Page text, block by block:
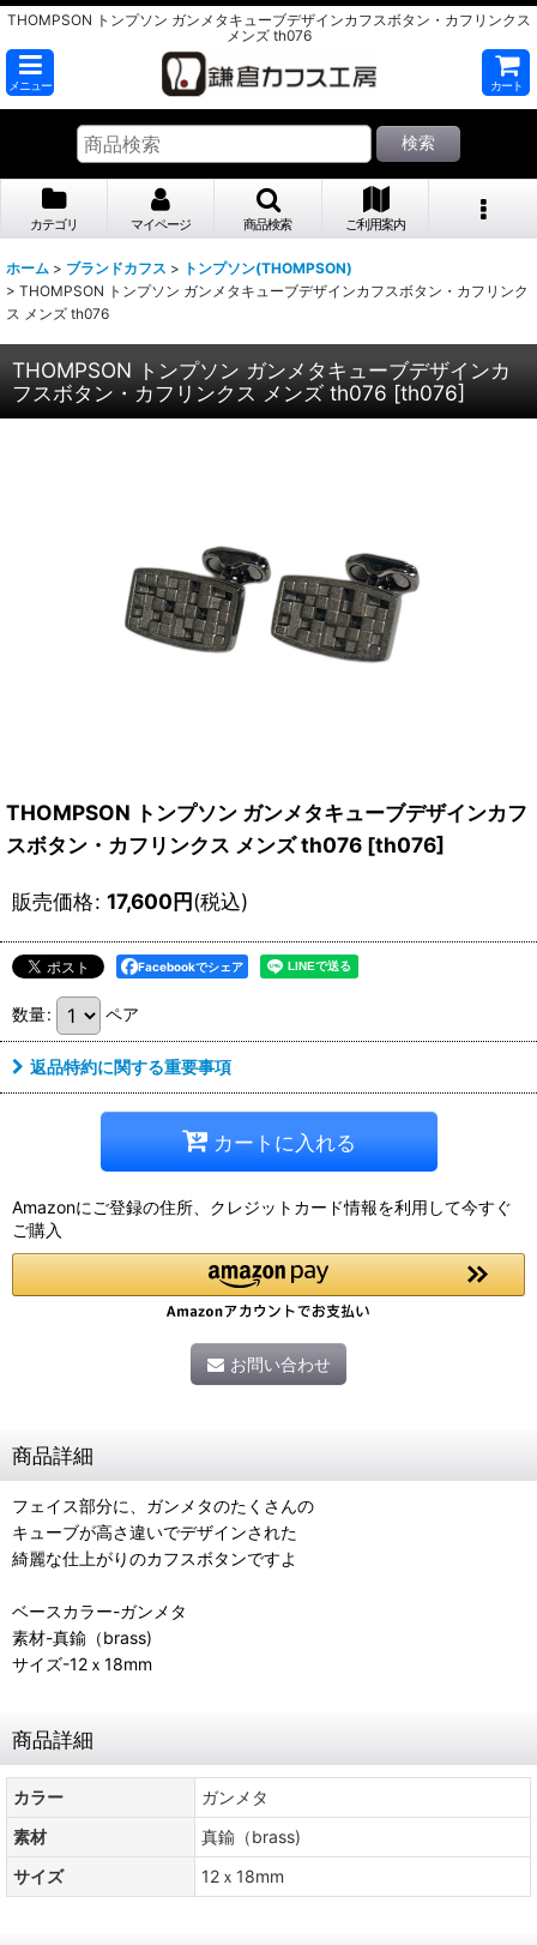
THOMPSON トンプソン ガンメタキューブデザインカフスボタン・カフリンクス
メンズ th076
メニュー カート
検索
カテゴリ マイページ 商品検索 ご利用案内
ホーム > ブランドカフス > トンプソン(THOMPSON)
> THOMPSON トンプソン ガンメタキューブデザインカフスボタン・カフリンク
ス メンズ th076
THOMPSON トンプソン ガンメタキューブデザインカ
フスボタン・カフリンクス メンズ th076 [th076]
THOMPSON トンプソン ガンメタキューブデザインカフ
スボタン・カフリンクス メンズ th076 [th076]
販売価格: 17,600円(税込)
Facebookでシェア
数量: ペア
返品特約に関する重要事項
カートに入れる
Amazonにご登録の住所、クレジットカード情報を利用して今すぐ
ご購入
お問い合わせ
商品詳細
フェイス部分に、ガンメタのたくさんの
キューブが高さ違いでデザインされた
綺麗な仕上がりのカフスボタンですよ
ベースカラー-ガンメタ
素材-真鍮（brass)
サイズ-12ｘ18mm
商品詳細
カラー
ガンメタ
素材
真鍮（brass)
サイズ
12ｘ18mm